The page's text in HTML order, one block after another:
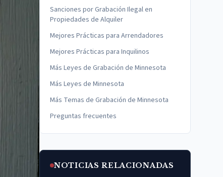
Sanciones por Grabación Ilegal en
Propiedades de Alquiler
Mejores Prácticas para Arrendadores
Mejores Prácticas para Inquilinos
Más Leyes de Grabación de Minnesota
Más Leyes de Minnesota
Más Temas de Grabación de Minnesota
Preguntas frecuentes
NOTICIAS RELACIONADAS